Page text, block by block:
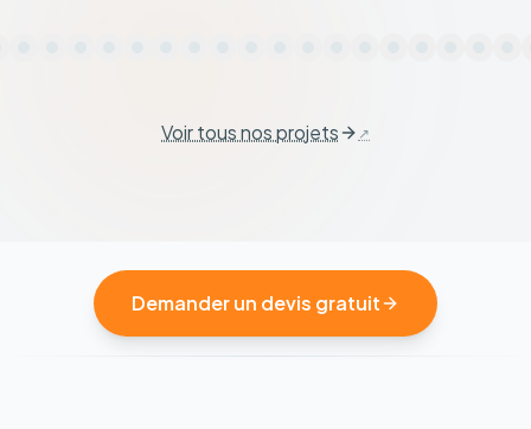
Voir tous nos projets
Demander un devis gratuit